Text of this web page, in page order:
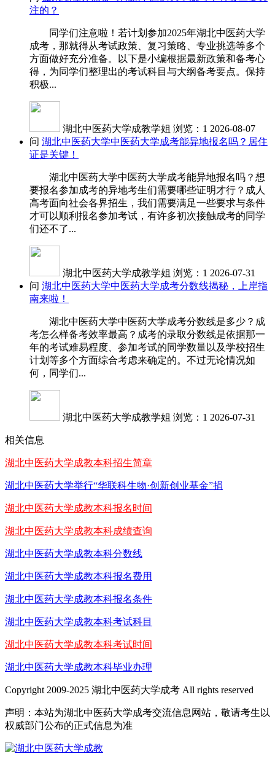
注的？
同学们注意啦！若计划参加2025年湖北中医药大学
成考，那就得从考试政策、复习策略、专业挑选等多个
方面做好充分准备。以下是小编根据最新政策和备考心
得，为同学们整理出的考试科目与大纲备考要点。保持
积极...
湖北中医药大学成教学姐 浏览：1 2026-08-07
问 湖北中医药大学中医药大学成考能异地报名吗？居住
证是关键！
湖北中医药大学中医药大学成考能异地报名吗？想
要报名参加成考的异地考生们需要哪些证明才行？成人
高考面向社会各界招生，我们需要满足一些要求与条件
才可以顺利报名参加考试，有许多初次接触成考的同学
们还不了...
湖北中医药大学成教学姐 浏览：1 2026-07-31
问 湖北中医药大学中医药大学成考分数线揭秘，上岸指
南来啦！
湖北中医药大学中医药大学成考分数线是多少？成
考怎么样备考效率最高？成考的录取分数线是依据那一
年的考试难易程度、参加考试的同学数量以及学校招生
计划等多个方面综合考虑来确定的。不过无论情况如
何，同学们...
湖北中医药大学成教学姐 浏览：1 2026-07-31
相关信息
湖北中医药大学成教本科招生简章
湖北中医药大学举行“华联科生物·创新创业基金”捐
湖北中医药大学成教本科报名时间
湖北中医药大学成教本科成绩查询
湖北中医药大学成教本科分数线
湖北中医药大学成教本科报名费用
湖北中医药大学成教本科报名条件
湖北中医药大学成教本科考试科目
湖北中医药大学成教本科考试时间
湖北中医药大学成教本科毕业办理
Copyright 2009-2025 湖北中医药大学成考 All rights reserved
声明：本站为湖北中医药大学成考交流信息网站，敬请考生以
权威部门公布的正式信息为准